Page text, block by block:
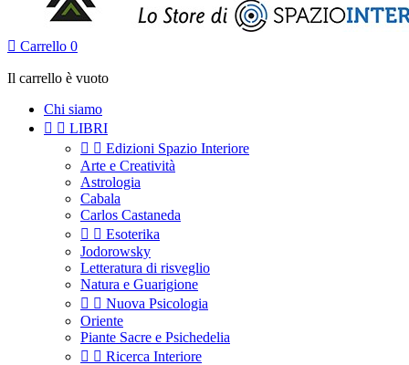
 Carrello 0
Il carrello è vuoto
Chi siamo
  LIBRI
  Edizioni Spazio Interiore
Arte e Creatività
Astrologia
Cabala
Carlos Castaneda
  Esoterika
Jodorowsky
Letteratura di risveglio
Natura e Guarigione
  Nuova Psicologia
Oriente
Piante Sacre e Psichedelia
  Ricerca Interiore